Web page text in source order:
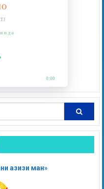
0:00
азизи ман»